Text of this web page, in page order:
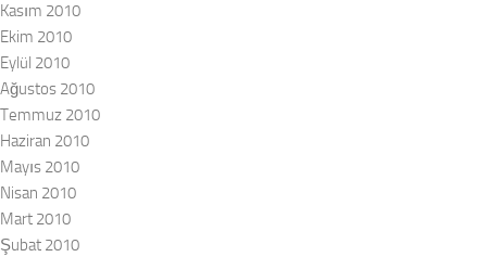
Kasım 2010
Ekim 2010
Eylül 2010
Ağustos 2010
Temmuz 2010
Haziran 2010
Mayıs 2010
Nisan 2010
Mart 2010
Şubat 2010